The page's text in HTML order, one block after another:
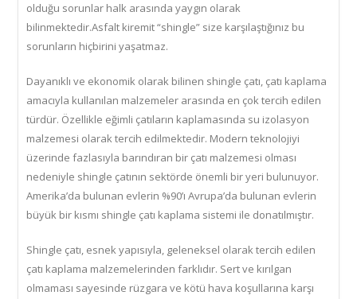
olduğu sorunlar halk arasında yaygın olarak
bilinmektedir.Asfalt kiremit “shingle” size karşılaştığınız bu
sorunların hiçbirini yaşatmaz.
Dayanıklı ve ekonomik olarak bilinen shingle çatı, çatı kaplama
amacıyla kullanılan malzemeler arasında en çok tercih edilen
türdür. Özellikle eğimli çatıların kaplamasında su izolasyon
malzemesi olarak tercih edilmektedir. Modern teknolojiyi
üzerinde fazlasıyla barındıran bir çatı malzemesi olması
nedeniyle shingle çatının sektörde önemli bir yeri bulunuyor.
Amerika’da bulunan evlerin %90’ı Avrupa’da bulunan evlerin
büyük bir kısmı shingle çatı kaplama sistemi ile donatılmıştır.
Shingle çatı, esnek yapısıyla, geleneksel olarak tercih edilen
çatı kaplama malzemelerinden farklıdır. Sert ve kırılgan
olmaması sayesinde rüzgara ve kötü hava koşullarına karşı